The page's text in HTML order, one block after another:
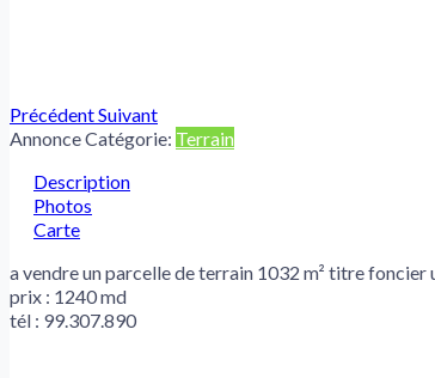
PrécédentSuivant
Annonce Catégorie: Terrain
Description
Photos
Carte
a vendre un parcelle de terrain 1032 m² titre
prix : 1240 md
tél : 99.307.890